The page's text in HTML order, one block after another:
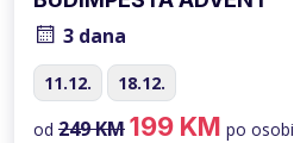
3 dana
11.12. 18.12.
od 249 KM199 KM po osobi